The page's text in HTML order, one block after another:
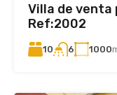
Villa de venta
Ref:2002
10 6 1000